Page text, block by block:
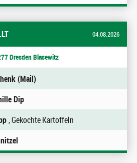
04.08.2026
Dresden Blasewitz
(Mail)
Dip
, Gekochte Kartoffeln